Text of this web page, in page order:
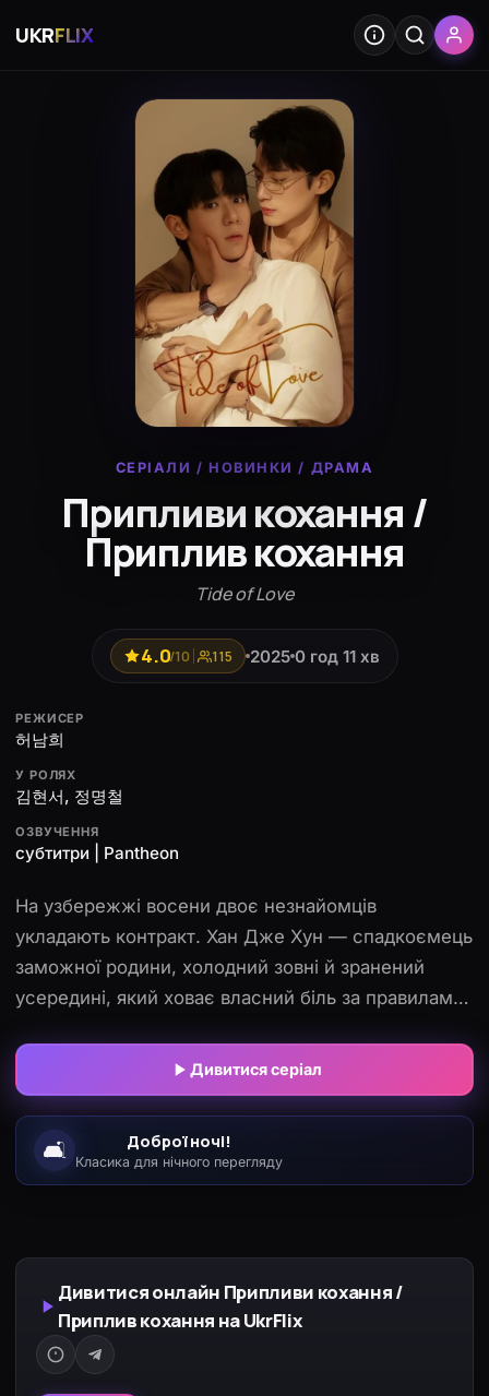
UKRFLIX
СЕРІАЛИ / НОВИНКИ / ДРАМА
Припливи кохання /
Приплив кохання
Tide of Love
4.0/10 115 2025 0 год 11 хв
РЕЖИСЕР
허남희
У РОЛЯХ
김현서, 정명철
ОЗВУЧЕННЯ
субтитри | Pantheon
На узбережжі восени двоє незнайомців
укладають контракт. Хан Дже Хун — спадкоємець
заможної родини, холодний зовні й зранений
усередині, який ховає власний біль за правилами
студентка-мисткиня, що тягне на собі тягар
щоденних проблем і потребує підтримки. Їхня
домовленість з самого початку виглядає суто
вигідною угодою, але спільні дні у віллі біля моря
поступово перетворюють дистанцію на
назвати почуття вголос. Коли випливають
приховані таємниці й минуле, їм доводиться
обрати: жити за умовами угоди чи наважитися на
вільне кохання.
Дивитися серіал
🛋️ Доброї ночі!
Класика для нічного перегляду
Дивитися онлайн Припливи кохання /
Приплив кохання на UkrFlix